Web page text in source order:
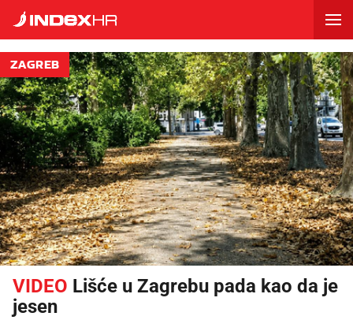
ZAGREB
VIDEO Lišće u Zagrebu pada kao da je
jesen